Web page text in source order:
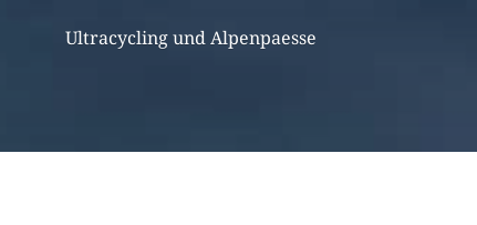
Ultracycling und Alpenpaesse